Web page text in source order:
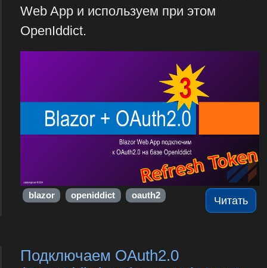
Web App и используем при этом
OpenIddict.
Читать
blazor openiddict oauth2
Подключаем OAuth2.0